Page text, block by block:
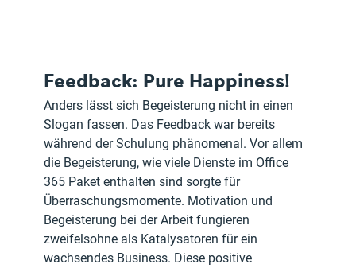
Feedback: Pure Happiness!
Anders lässt sich Begeisterung nicht in einen
Slogan fassen. Das Feedback war bereits
während der Schulung phänomenal. Vor allem
die Begeisterung, wie viele Dienste im Office
365 Paket enthalten sind sorgte für
Überraschungsmomente. Motivation und
Begeisterung bei der Arbeit fungieren
zweifelsohne als Katalysatoren für ein
wachsendes Business. Diese positive